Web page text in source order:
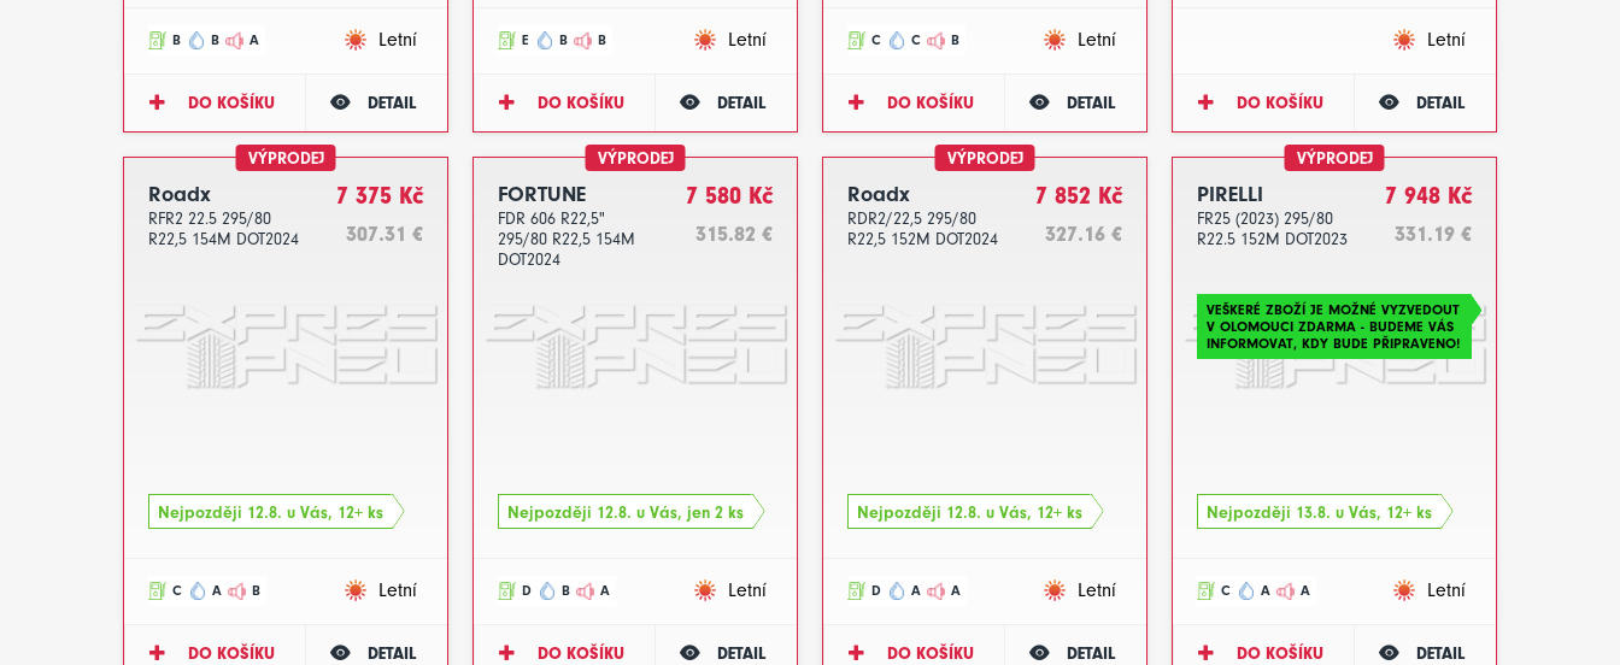
B B A Letní
DO KOŠÍKU DETAIL
E B B Letní
DO KOŠÍKU DETAIL
C C B Letní
DO KOŠÍKU DETAIL
Letní
DO KOŠÍKU DETAIL
VÝPRODEJ
Roadx
RFR2 22.5 295/80
R22,5 154M DOT2024
7 375 Kč
307.31 €
Nejpozději 12.8. u Vás, 12+ ks
C A B Letní
DO KOŠÍKU DETAIL
VÝPRODEJ
FORTUNE
FDR 606 R22,5"
295/80 R22,5 154M
DOT2024
7 580 Kč
315.82 €
Nejpozději 12.8. u Vás, jen 2 ks
D B A Letní
DO KOŠÍKU DETAIL
VÝPRODEJ
Roadx
RDR2/22,5 295/80
R22,5 152M DOT2024
7 852 Kč
327.16 €
Nejpozději 12.8. u Vás, 12+ ks
D A A Letní
DO KOŠÍKU DETAIL
VÝPRODEJ
PIRELLI
FR25 (2023) 295/80
R22.5 152M DOT2023
7 948 Kč
331.19 €
VEŠKERÉ ZBOŽÍ JE MOŽNÉ VYZVEDOUT
V OLOMOUCI ZDARMA - BUDEME VÁS
INFORMOVAT, KDY BUDE PŘIPRAVENO!
Nejpozději 13.8. u Vás, 12+ ks
C A A Letní
DO KOŠÍKU DETAIL